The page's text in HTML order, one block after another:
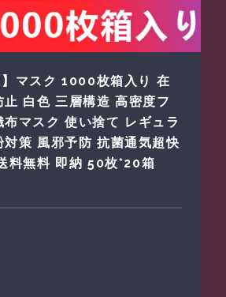
】マスク 1000枚箱入り 在
止 白色 三層構造 高密度フ
布マスク 使い捨て レギュラ
対策 風邪予防 抗菌通気超快
料無料 即納 50枚*20箱